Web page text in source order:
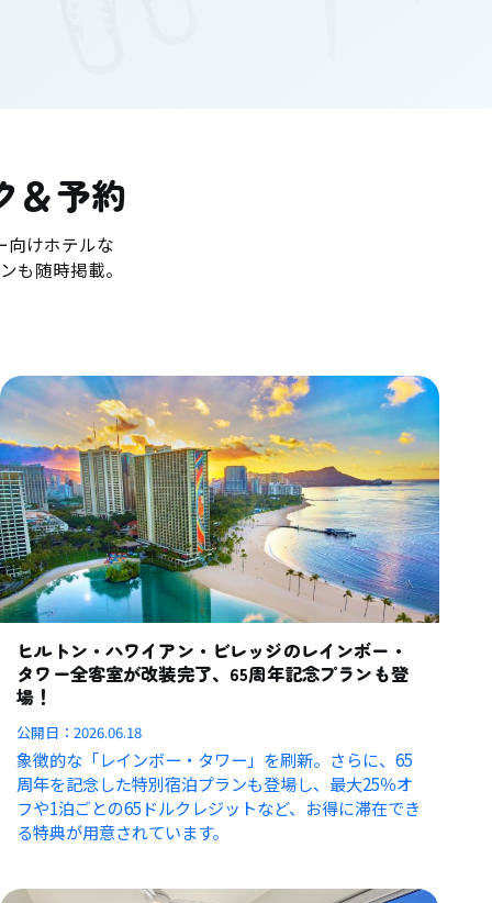
＆予約
向けホテルな
も随時掲載。
ヒルトン・ハワイアン・ビレッジのレインボー・
タワー全客室が改装完了、65周年記念プランも登
場！
公開日：2026.06.18
象徴的な「レインボー・タワー」を刷新。さらに、65
周年を記念した特別宿泊プランも登場し、最大25％オ
フや1泊ごとの65ドルクレジットなど、お得に滞在でき
る特典が用意されています。